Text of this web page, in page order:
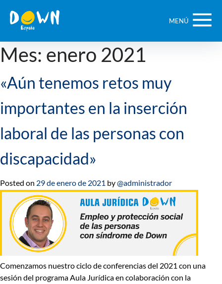
contenido
MENÚ
Mes: enero 2021
«Aún tenemos retos muy
importantes en la inserción
laboral de las personas con
discapacidad»
Posted on 29 de enero de 2021 by@administrador
Comenzamos nuestrociclo de conferencias del 2021 con una
sesión del programaAula Jurídicaen colaboración con la